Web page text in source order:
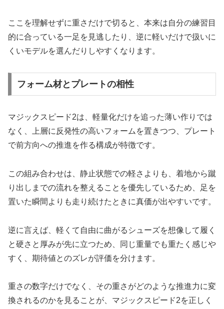
ここを理解せずに重さだけで切ると、本来は自分の練習目
的に合っている一足を見逃したり、逆に軽いだけで扱いに
くいモデルを選んだりしやすくなります。
フォーム材とプレートの相性
マジックスピード2は、軽量化だけを追った薄い作りでは
なく、上層に反発性の高いフォームを置きつつ、プレート
で前方向への推進を作る構成が特徴です。
この組み合わせは、静止状態での軽さよりも、着地から蹴
り出しまでの流れを整えることを優先しているため、足を
置いた瞬間よりも走り続けたときに真価が出やすいです。
逆に言えば、軽くて自由に曲がるシューズを想像して履く
と硬さと厚みが先に立つため、同じ重量でも重たく感じや
すく、期待値とのズレが評価を分けます。
重さの数字だけでなく、その重さがどのような推進力に変
換されるのかを見ることが、マジックスピード2を正しく